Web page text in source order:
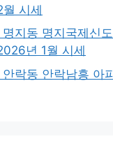
시세
지동 명지국제신
년 1월 시세
락동 안락남흥 아